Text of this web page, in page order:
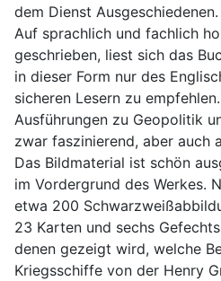
dem Dienst Ausgeschiedenen.
Auf sprachlich und fachlich
geschrieben, liest sich das
in dieser Form nur des
sicheren Lesern zu
Ausführungen zu Geopolitik
zwar faszinierend, aber auch
Das Bildmaterial ist schön
im Vordergrund des Werkes.
etwa 200
23 Karten und sechs
denen gezeigt wird, welche
Kriegsschiffe von der Henry